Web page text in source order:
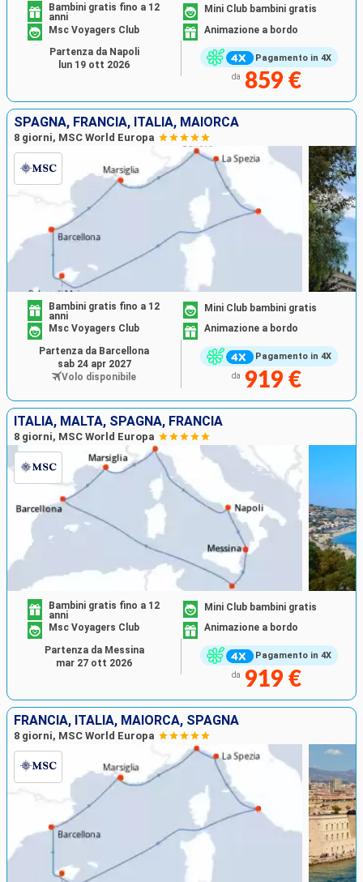
Pagamento in 4X
Bambini gratis fino a 12
anni
Mini Club bambini gratis
Msc Voyagers Club
Animazione a bordo
da 859 €
Partenza da Napoli
lun 19 ott 2026
SPAGNA, FRANCIA, ITALIA, MAIORCA
8 giorni, MSC World Europa
Pagamento in 4X
Bambini gratis fino a 12
anni
Mini Club bambini gratis
Msc Voyagers Club
Animazione a bordo
da 919 €
Partenza da Barcellona
sab 24 apr 2027
Volo disponibile
ITALIA, MALTA, SPAGNA, FRANCIA
8 giorni, MSC World Europa
Pagamento in 4X
Bambini gratis fino a 12
anni
Mini Club bambini gratis
Msc Voyagers Club
Animazione a bordo
da 919 €
Partenza da Messina
mar 27 ott 2026
FRANCIA, ITALIA, MAIORCA, SPAGNA
8 giorni, MSC World Europa